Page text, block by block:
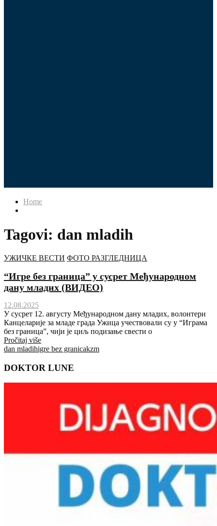
Home
Tagovi: dan mladih
УЖИЧКЕ ВЕСТИ ФОТО РАЗГЛЕДНИЦА
“Игре без граница” у сусрет Међународном
дану младих (ВИДЕО)
12.08.2025
У сусрет 12. августу Међународном дану младих, волонтери
Канцеларије за младе града Ужица учествовали су у “Играма
без граница”, чији је циљ подизање свести о
Pročitaj više
dan mladihigre bez granicakzm
DOKTOR LUNE